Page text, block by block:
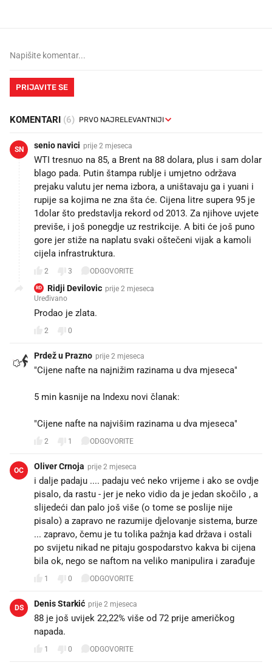
PRIJAVITE SE
KOMENTARI (6)
SN senio navici prije 2 mjeseca
WTI tresnuo na 85, a Brent na 88 dolara, plus i sam dolar
blago pada. Putin štampa rublje i umjetno održava
prejaku valutu jer nema izbora, a uništavaju ga i yuani i
rupije sa kojima ne zna šta će. Cijena litre supera 95 je
1dolar što predstavlja rekord od 2013. Za njihove uvjete
previše, i još ponegdje uz restrikcije. A biti će još puno
gore jer stiže na naplatu svaki oštečeni vijak a kamoli
cijela infrastruktura.
2 3 ODGOVORITE
RD Ridji Devilovic prije 2 mjeseca
Uređivano
Prodao je zlata.
2 0
Prdež u Prazno prije 2 mjeseca
"Cijene nafte na najnižim razinama u dva mjeseca"
5 min kasnije na Indexu novi članak:
"Cijene nafte na najvišim razinama u dva mjeseca"
2 1 ODGOVORITE
OC Oliver Crnoja prije 2 mjeseca
i dalje padaju .... padaju već neko vrijeme i ako se ovdje
pisalo, da rastu - jer je neko vidio da je jedan skočilo , a
slijedeći dan palo još više (o tome se poslije nije
pisalo) a zapravo ne razumije djelovanje sistema, burze
... zapravo, čemu je tu tolika pažnja kad država i ostali
po svijetu nikad ne pitaju gospodarstvo kakva bi cijena
bila ok, nego se naftom na veliko manipulira i zarađuje
1 0 ODGOVORITE
DS Denis Starkić prije 2 mjeseca
88 je još uvijek 22,22% više od 72 prije američkog
napada.
1 0 ODGOVORITE